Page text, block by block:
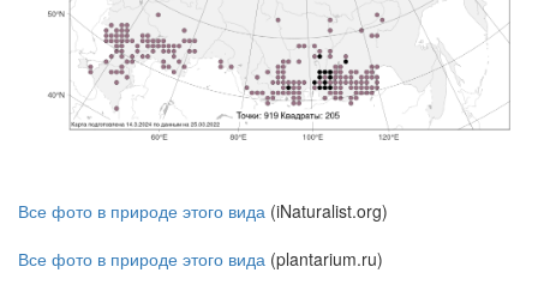
Все фото в природе этого вида (iNaturalist.org)
Все фото в природе этого вида (plantarium.ru)